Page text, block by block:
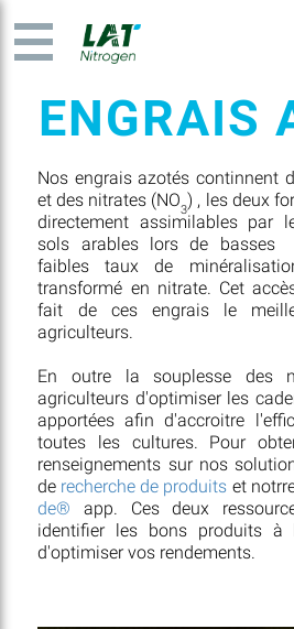
ENGRAIS
Nos engrais azotés continnent
et des nitrates (NO3) , les deux
directement assimilables par
sols arables lors de basses
faibles taux de
transformé en nitrate. Cet
fait de ces engrais le
agriculteurs.
En outre la souplesse des
agriculteurs d'optimiser les
apportées afin d'accroitre
toutes les cultures. Pour
renseignements sur nos
de recherche de produits et
de® app. Ces deux
identifier les bons produits à
d'optimiser vos rendements.